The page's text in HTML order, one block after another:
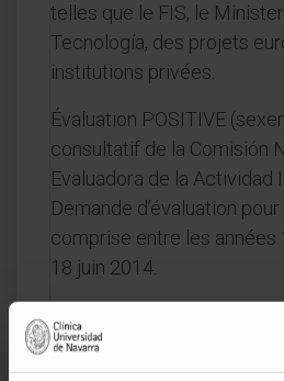
telles que le FIS, le
Tecnología, des projets
institutions privées.
Évaluation POSITIVE
consultatif de la Comisión
Evaluadora de la Actividad
Demande d’évaluation
comprise entre les années
18 juin 2014.
DOMAINES D'INTÉRÊT